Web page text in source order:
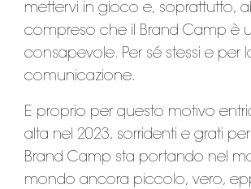
mettervi in gioco e, soprattutto,
compreso che il Brand Camp è
consapevole. Per sé stessi e per
comunicazione.
E proprio per questo motivo
alta nel 2023, sorridenti e grati
Brand Camp sta portando nel
mondo ancora piccolo, vero,